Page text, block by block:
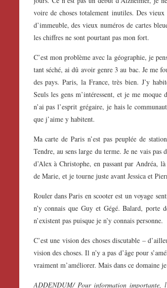
voire de choses totalement inutiles. Des
d’immeuble, des vieux numéros de cartes
les chiffres ne sont pourtant pas mon fort.
C’est mon problème avec la géographie, je
tant séché, ai dû avoir genre 3 au bac. Je me
des pays. Paris, la France, très bien. J’y
Seuls les gens m’intéressent, et je me
n’ai pas l’esprit grégaire, je hais le
que j’aime y habitent.
Ma carte de Paris n’est pas peuplée de
Tendre, au sens large du terme. Je ne vais pas
d’Alex à Christophe, en passant par Andréa,
de Marie, et je tourne juste avant Jessica et
Rouler dans Paris en scooter est un voyage
n’y connais que Guy et Gégé. Balard, porte
n’existent pas puisque je n’y connais personne.
C’est une vision des choses discutable –
vision des choses. Il n’y a pas d’âge pour
vraiment m’améliorer. Mais dans ce domaine
ADDENDUM/ Pour information importante,